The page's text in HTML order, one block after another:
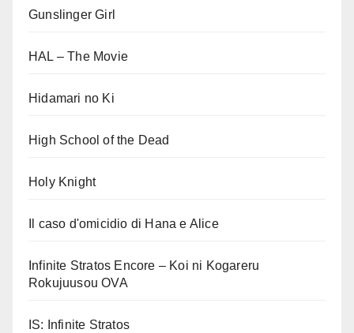
Gunslinger Girl
HAL – The Movie
Hidamari no Ki
High School of the Dead
Holy Knight
Il caso d'omicidio di Hana e Alice
Infinite Stratos Encore – Koi ni Kogareru
Rokujuusou OVA
IS: Infinite Stratos